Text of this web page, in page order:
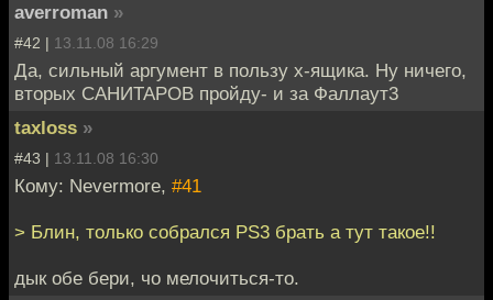
averroman »
#42 | 13.11.08 16:29
Да, сильный аргумент в пользу х-ящика. Ну ничего,
вторых САНИТАРОВ пройду- и за Фаллаут3
taxloss »
#43 | 13.11.08 16:30
Кому: Nevermore, #41
> Блин, только собрался PS3 брать а тут такое!!
дык обе бери, чо мелочиться-то.